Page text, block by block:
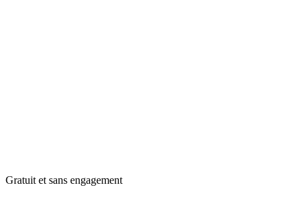
Gratuit et sans engagement